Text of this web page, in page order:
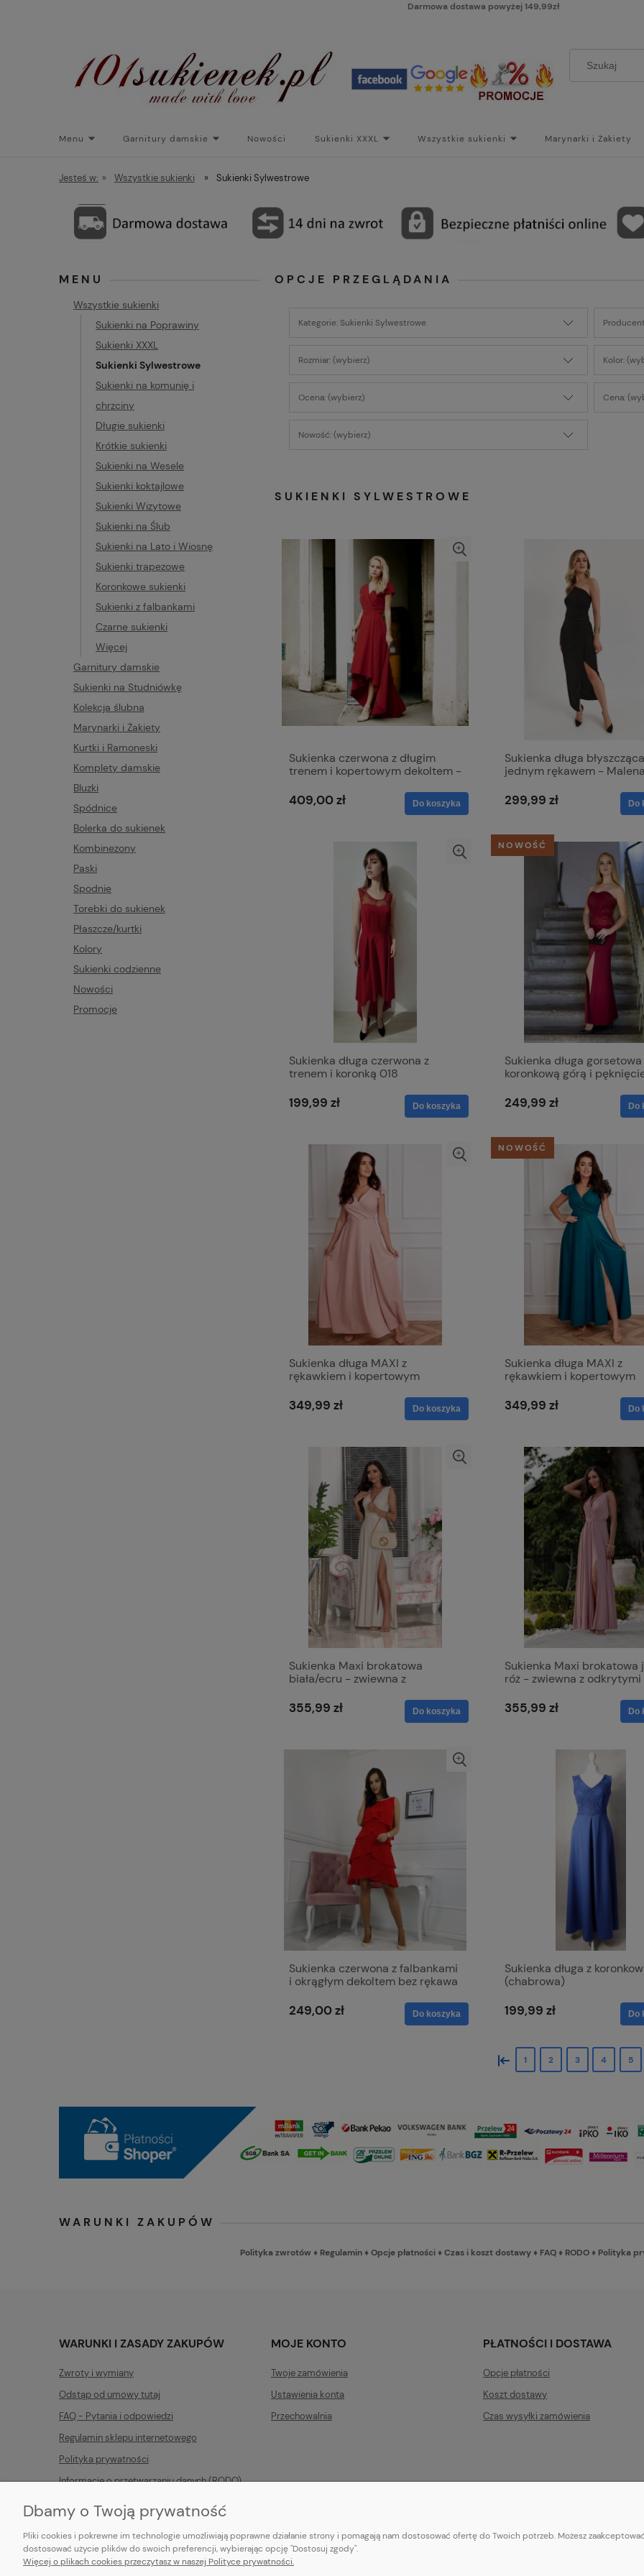
Darmowa dostawa powyżej 149,99zł
Menu Garnitury damskie Nowości Sukienki XXXL Wszystkie sukienki Marynarki i Żakiety
Torebki do sukienek Promocje Płaszcze/kurtki
Jesteś w: » Wszystkie sukienki » Sukienki Sylwestrowe
MENU
Wszystkie sukienki
Sukienki na Poprawiny
Sukienki XXXL
Sukienki Sylwestrowe
Sukienki na komunię i
chrzciny
Długie sukienki
Krótkie sukienki
Sukienki na Wesele
Sukienki koktajlowe
Sukienki Wizytowe
Sukienki na Ślub
Sukienki na Lato i Wiosnę
Sukienki trapezowe
Koronkowe sukienki
Sukienki z falbankami
Czarne sukienki
Więcej
Garnitury damskie
Sukienki na Studniówkę
Kolekcja ślubna
Marynarki i Żakiety
Kurtki i Ramoneski
Komplety damskie
Bluzki
Spódnice
Bolerka do sukienek
Kombinezony
Paski
Spodnie
Torebki do sukienek
Płaszcze/kurtki
Kolory
Sukienki codzienne
Nowości
Promocje
OPCJE PRZEGLĄDANIA
Kategorie: Sukienki Sylwestrowe
Rozmiar: (wybierz) Kolor:
Ocena: (wybierz) Cena:
Nowość: (wybierz)
SUKIENKI SYLWESTROWE
Sukienka czerwona z długim
trenem i kopertowym dekoltem -
409,00 zł Do koszyka
Sukienka długa
jednym rękawem -
299,99 zł Do
Sukienka długa czerwona z
trenem i koronką 018
199,99 zł Do koszyka
Sukienka długa gorsetowa
koronkową górą i
249,99 zł Do
NOWOŚĆ
Sukienka długa MAXI z
rękawkiem i kopertowym
349,99 zł Do koszyka
Sukienka długa MAXI z
rękawkiem i kopertowym
349,99 zł Do
NOWOŚĆ
Sukienka Maxi brokatowa
biała/ecru - zwiewna z
355,99 zł Do koszyka
Sukienka Maxi brokatowa
róż - zwiewna z odkrytymi
355,99 zł Do
Sukienka czerwona z falbankami
i okrągłym dekoltem bez rękawa
249,00 zł Do koszyka
Sukienka długa z
(chabrowa)
199,99 zł Do
« 1 2 3 4 5
WARUNKI ZAKUPÓW
Polityka zwrotów ♦ Regulamin♦Opcje płatności♦Czas i koszt dostawy♦ FAQ♦ RODO♦ Polityka
WARUNKI I ZASADY ZAKUPÓW
Zwroty i wymiany
Odstąp od umowy tutaj
FAQ - Pytania i odpowiedzi
Regulamin sklepu internetowego
Polityka prywatności
Informacje o przetwarzaniu danych (RODO)
MOJE KONTO
Twoje zamówienia
Ustawienia konta
Przechowalnia
PŁATNOŚCI I DOSTAWA
Opcje płatności
Koszt dostawy
Czas wysyłki zamówienia
E-mail:pl101sukienek@gmail.com
Dbamy o Twoją prywatność
Pliki cookies i pokrewne im technologie umożliwiają poprawne działanie strony i pomagają nam dostosować ofertę do Twoich potrzeb. Możesz
dostosować użycie plików do swoich preferencji, wybierając opcję "Dostosuj zgody".
Więcej o plikach cookies przeczytasz w naszej Polityce prywatności.